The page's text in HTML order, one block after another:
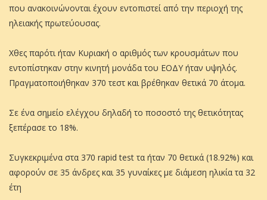
που ανακοινώνονται έχουν εντοπιστεί από την περιοχή της
ηλειακής πρωτεύουσας.
Χθες παρότι ήταν Κυριακή ο αριθμός των κρουσμάτων που
εντοπίστηκαν στην κινητή μονάδα του ΕΟΔΥ ήταν υψηλός.
Πραγματοποιήθηκαν 370 τεστ και βρέθηκαν θετικά 70 άτομα.
Σε ένα σημείο ελέγχου δηλαδή το ποσοστό της θετικότητας
ξεπέρασε το 18%.
Συγκεκριμένα στα 370 rapid test τα ήταν 70 θετικά (18.92%) και
αφορούν σε 35 άνδρες και 35 γυναίκες με διάμεση ηλικία τα 32
έτη